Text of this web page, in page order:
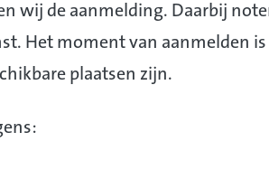
wij de aanmelding. Daarbij
Het moment van aanmelden
plaatsen zijn.